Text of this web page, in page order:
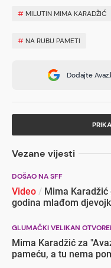
# MILUTIN MIMA KARADŽIĆ
# NA RUBU PAMETI
Dodajte
Vezane vijesti
DOŠAO NA SFF
Video / Mima Karadžić
godina mlađom
GLUMAČKI VELIKAN
Mima Karadžić za
pameću, a tu nema